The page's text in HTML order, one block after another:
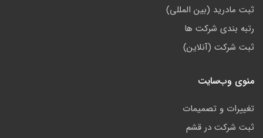
ثبت مادرید (بین المللی)
رتبه بندی شرکت ها
ثبت شرکت (آنلاین)
منوی وب‌سایت
تغییرات و تصمیمات
ثبت شرکت در قشم